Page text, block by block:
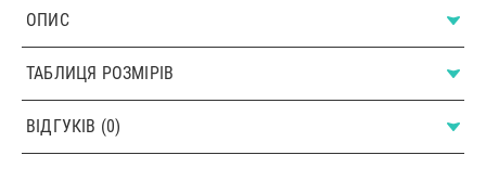
ОПИС
ТАБЛИЦЯ РОЗМІРІВ
ВІДГУКІВ (0)